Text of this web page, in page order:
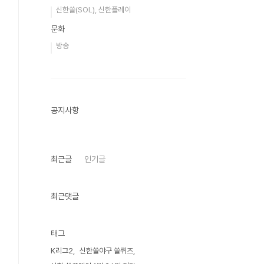
신한쏠(SOL), 신한플레이
문화
방송
공지사항
최근글 인기글
최근댓글
태그
K리그2
신한쏠야구 쏠퀴즈